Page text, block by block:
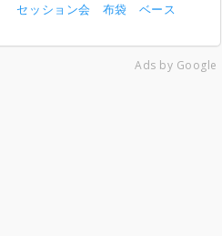
セッション会 布袋
ベース
Ads by Google